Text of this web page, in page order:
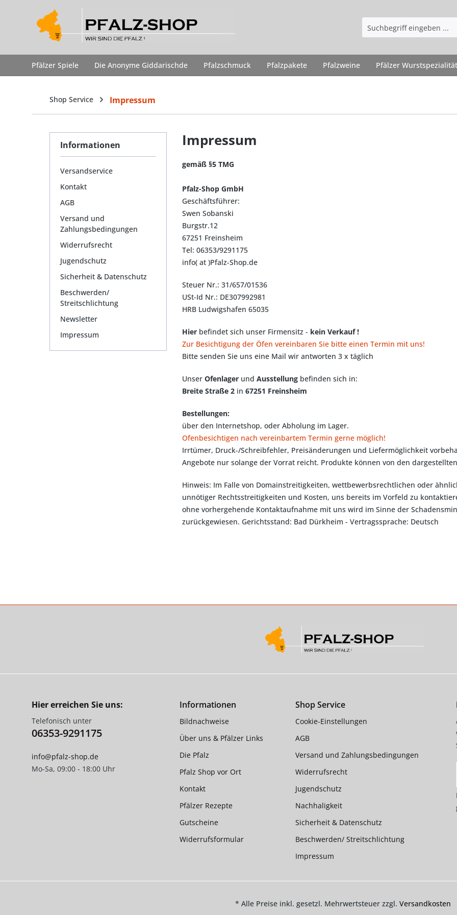
Zur Hauptnavigation springen
Pfälzer Spiele Die Anonyme Giddarischde Pfalzschmuck Pfalzpakete Pfalzweine Pfälzer
Shop Service Impressum
Informationen
Versandservice
Kontakt
AGB
Versand und
Zahlungsbedingungen
Widerrufsrecht
Jugendschutz
Sicherheit & Datenschutz
Beschwerden/
Streitschlichtung
Newsletter
Impressum
Impressum
gemäß §5 TMG
Pfalz-Shop GmbH
Geschäftsführer:
Swen Sobanski
Burgstr.12
67251 Freinsheim
Tel: 06353/9291175
info( at )Pfalz-Shop.de
Steuer Nr.: 31/657/01536
USt-Id Nr.: DE307992981
HRB Ludwigshafen 65035
Hier befindet sich unser Firmensitz - kein Verkauf !
Zur Besichtigung der Öfen vereinbaren Sie bitte einen Termin mit uns!
Bitte senden Sie uns eine Mail wir antworten 3 x täglich
Unser Ofenlager und Ausstellung befinden sich in:
Breite Straße 2 in 67251 Freinsheim
Bestellungen:
über den Internetshop, oder Abholung im Lager.
Ofenbesichtigen nach vereinbartem Termin gerne möglich!
Irrtümer, Druck-/Schreibfehler, Preisänderungen und Liefermöglichkeit
Angebote nur solange der Vorrat reicht. Produkte können von den
Hinweis: Im Falle von Domainstreitigkeiten, wettbewerbsrechtlichen oder
unnötiger Rechtsstreitigkeiten und Kosten, uns bereits im Vorfeld zu
ohne vorhergehende Kontaktaufnahme mit uns wird im Sinne der
zurückgewiesen. Gerichtsstand: Bad Dürkheim - Vertragssprache: Deutsch
Hier erreichen Sie uns:
Telefonisch unter
06353-9291175
info@pfalz-shop.de
Mo-Sa, 09:00 - 18:00 Uhr
Informationen
Bildnachweise
Über uns & Pfälzer Links
Die Pfalz
Pfalz Shop vor Ort
Kontakt
Pfälzer Rezepte
Gutscheine
Widerrufsformular
Shop Service
Cookie-Einstellungen
AGB
Versand und Zahlungsbedingungen
Widerrufsrecht
Jugendschutz
Nachhaligkeit
Sicherheit & Datenschutz
Beschwerden/ Streitschlichtung
Impressum
* Alle Preise inkl. gesetzl. Mehrwertsteuer zzgl. Versandkosten